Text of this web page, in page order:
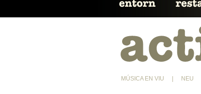
MÚSICA EN VIU NEU